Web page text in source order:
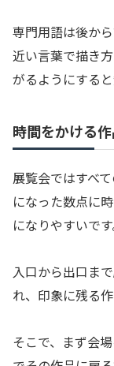
専門用語は後か
近い言葉で描き
がるようにする
時間をかける
展覧会ではすべ
になった数点に
になりやすいです
入口から出口ま
れ、印象に残る
そこで、まず会